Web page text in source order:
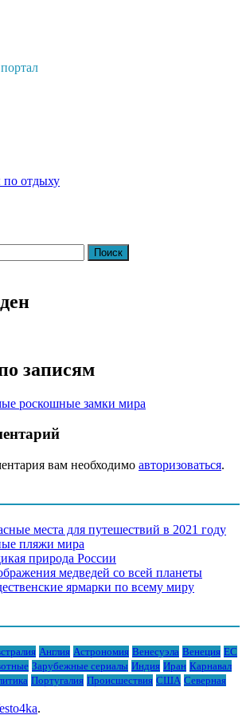
отдыху
записям
роскошные замки мира
вам необходимо авторизоваться.
места для путешествий в 2021 году
пляжи мира
природа России
медведей со всей планеты
ярмарки по всему миру
Англия Астрономия Венесуэла Венеция ЕС
Зарубежные сериалы Индия Иран Карнавал
Португалия Происшествия США Северная
.